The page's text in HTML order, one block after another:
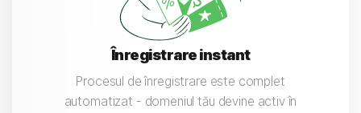
Înregistrare instant
Procesul de înregistrare este complet
automatizat - domeniul tău devine activ în